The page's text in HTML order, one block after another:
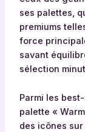
ses palettes,
premiums
force
savant
sélection
Parmi les
palette «
des icônes